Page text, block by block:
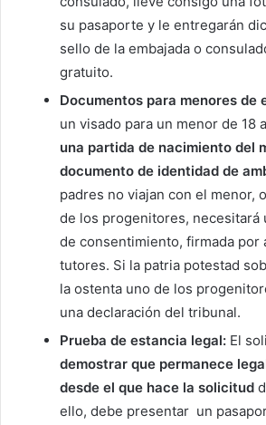
su pasaporte y le entregarán
sello de la embajada o
gratuito.
Documentos para menores de
un visado para un menor de 18
una partida de nacimiento del
documento de identidad de
padres no viajan con el menor,
de los progenitores, necesitará
de consentimiento, firmada por
tutores. Si la patria potestad
la ostenta uno de los
una declaración del tribunal.
Prueba de estancia legal: El
demostrar que permanece
desde el que hace la solicitud
ello, debe presentar un